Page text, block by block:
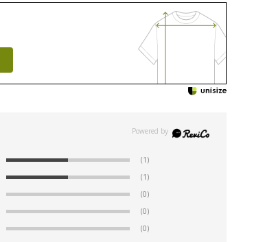
(1)
(1)
(0)
(0)
(0)